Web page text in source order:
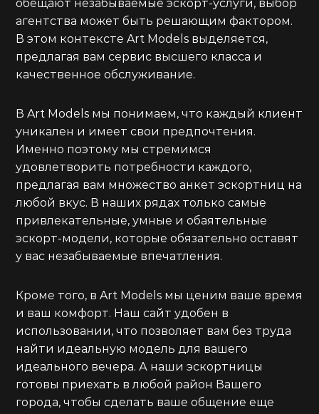
обещают незабываемые эскорт-услуги, выбор
агентства может быть решающим фактором.
В этом контексте Art Models выделяется,
предлагая вам сервис высшего класса и
качественное обслуживание.
В Art Models мы понимаем, что каждый клиент
уникален и имеет свои предпочтения.
Именно поэтому мы стремимся
удовлетворить потребности каждого,
предлагая вам множество анкет эскортниц на
любой вкус. В наших рядах только самые
привлекательные, умные и обаятельные
эскорт-модели, которые обязательно оставят
у вас незабываемые впечатления.
Кроме того, в Art Models мы ценим ваше время
и ваш комфорт. Наш сайт удобен в
использовании, что позволяет вам без труда
найти идеальную модель для вашего
идеального вечера. А наши эскортницы
готовы приехать в любой район Вашего
города, чтобы сделать ваше общение еще